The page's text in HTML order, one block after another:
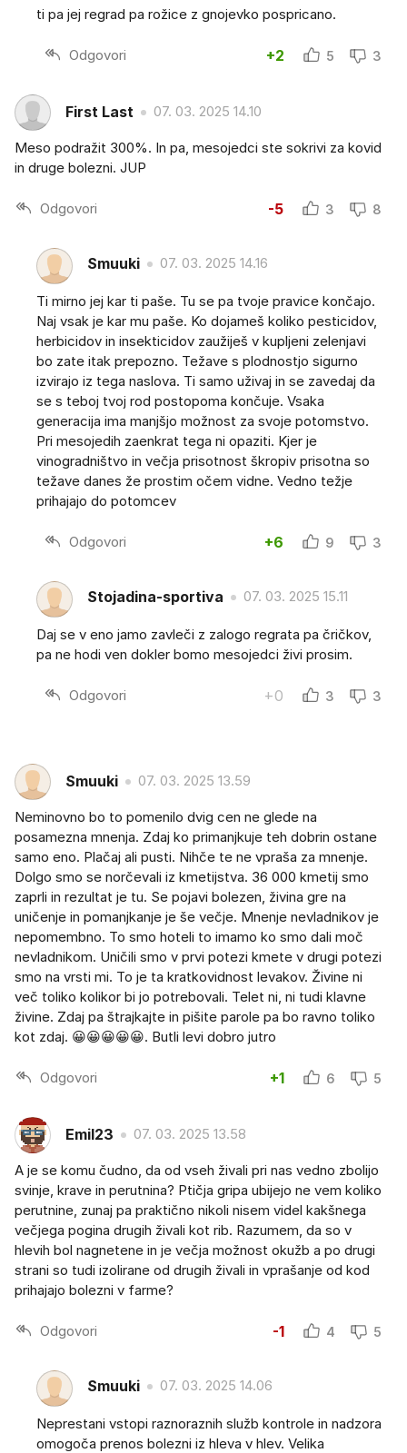
ti pa jej regrad pa rožice z gnojevko pospricano.
Odgovori +2 5 3
First Last 07. 03. 2025 14.10
Meso podražit 300%. In pa, mesojedci ste sokrivi za kovid
in druge bolezni. JUP
Odgovori -5 3 8
Smuuki 07. 03. 2025 14.16
Ti mirno jej kar ti paše. Tu se pa tvoje pravice končajo.
Naj vsak je kar mu paše. Ko dojameš koliko pesticidov,
herbicidov in insekticidov zaužiješ v kupljeni zelenjavi
bo zate itak prepozno. Težave s plodnostjo sigurno
izvirajo iz tega naslova. Ti samo uživaj in se zavedaj da
se s teboj tvoj rod postopoma končuje. Vsaka
generacija ima manjšjo možnost za svoje potomstvo.
Pri mesojedih zaenkrat tega ni opaziti. Kjer je
vinogradništvo in večja prisotnost škropiv prisotna so
težave danes že prostim očem vidne. Vedno težje
prihajajo do potomcev
Odgovori +6 9 3
Stojadina-sportiva 07. 03. 2025 15.11
Daj se v eno jamo zavleči z zalogo regrata pa čričkov,
pa ne hodi ven dokler bomo mesojedci živi prosim.
Odgovori +0 3 3
Smuuki 07. 03. 2025 13.59
Neminovno bo to pomenilo dvig cen ne glede na
posamezna mnenja. Zdaj ko primanjkuje teh dobrin ostane
samo eno. Plačaj ali pusti. Nihče te ne vpraša za mnenje.
Dolgo smo se norčevali iz kmetijstva. 36 000 kmetij smo
zaprli in rezultat je tu. Se pojavi bolezen, živina gre na
uničenje in pomanjkanje je še večje. Mnenje nevladnikov je
nepomembno. To smo hoteli to imamo ko smo dali moč
nevladnikom. Uničili smo v prvi potezi kmete v drugi potezi
smo na vrsti mi. To je ta kratkovidnost levakov. Živine ni
več toliko kolikor bi jo potrebovali. Telet ni, ni tudi klavne
živine. Zdaj pa štrajkajte in pišite parole pa bo ravno toliko
kot zdaj. 😀😀😀😀😀. Butli levi dobro jutro
Odgovori +1 6 5
Emil23 07. 03. 2025 13.58
A je se komu čudno, da od vseh živali pri nas vedno zbolijo
svinje, krave in perutnina? Ptičja gripa ubijejo ne vem koliko
perutnine, zunaj pa praktično nikoli nisem videl kakšnega
večjega pogina drugih živali kot rib. Razumem, da so v
hlevih bol nagnetene in je večja možnost okužb a po drugi
strani so tudi izolirane od drugih živali in vprašanje od kod
prihajajo bolezni v farme?
Odgovori -1 4 5
Smuuki 07. 03. 2025 14.06
Neprestani vstopi raznoraznih služb kontrole in nadzora
omogoča prenos bolezni iz hleva v hlev. Velika